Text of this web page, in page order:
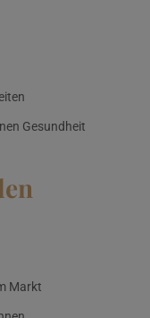
Gesundheit
Markt